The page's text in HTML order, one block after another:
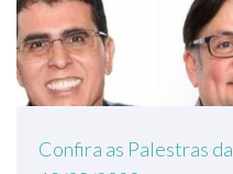
Confira as Palestras